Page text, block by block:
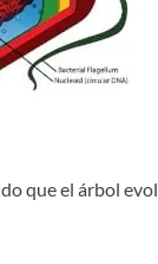
que el árbol